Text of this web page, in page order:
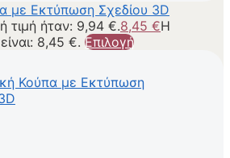
με Εκτύπωση Σχεδίου 3D
τιμή ήταν: 9,94 €.8,45 €Η
8,45 €. Επιλογή